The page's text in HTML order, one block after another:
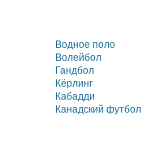
Водное поло
Волейбол
Гандбол
Кёрлинг
Кабадди
Канадский футбол